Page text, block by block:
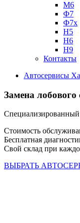
М6
Ф7
Ф7х
Н5
Н6
Н9
Контакты
Автосервисы
Замена лобового
Стоимость
Бесплатная
Свой склад при
ВЫБРАТЬ